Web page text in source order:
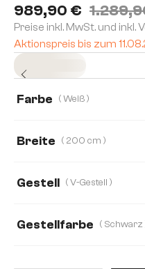
989,90 €
Preise inkl. MwSt. und inkl.
Aktionspreis bis zum
Farbe ( Weiß )
Breite ( 200 cm )
Gestell ( V-Gestell )
Gestellfarbe